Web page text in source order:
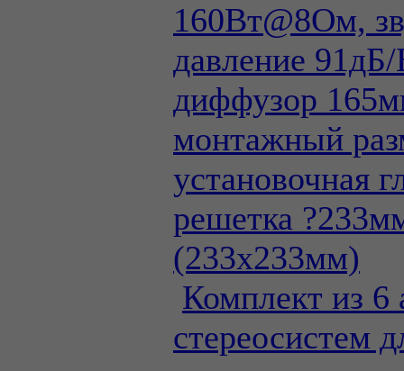
160Вт@8Ом,
давление
диффузор
монтажный
установочная
решетка
(233х233мм)
Комплект из 6
стереосистем